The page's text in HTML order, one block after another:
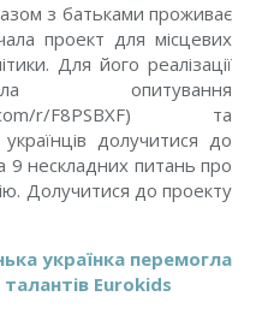
з батьками проживає
проект для місцевих
Для його реалізації
опитування
r/F8PSBXF) та
долучитися до
9 нескладних питань про
Долучитися до проекту
українка перемогла
Eurokids